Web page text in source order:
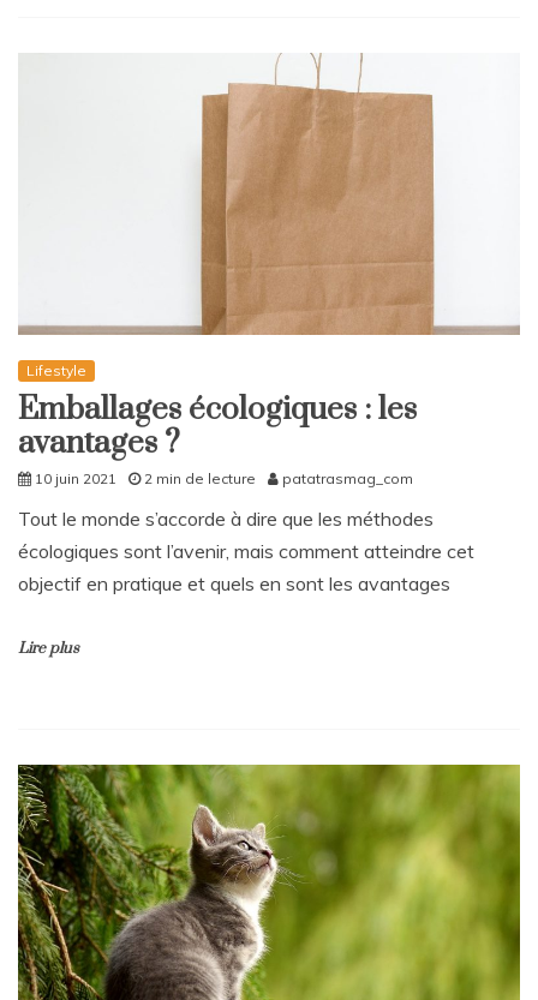
Lifestyle
Emballages écologiques : les
avantages ?
10 juin 2021 2 min de lecture patatrasmag_com
Tout le monde s’accorde à dire que les méthodes
écologiques sont l’avenir, mais comment atteindre cet
objectif en pratique et quels en sont les avantages
Lire plus